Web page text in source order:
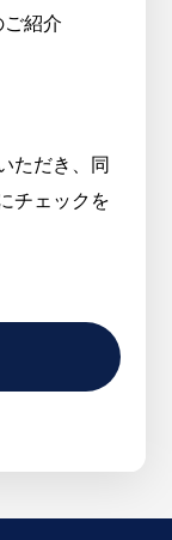
紹介
ただき、同
チェックを